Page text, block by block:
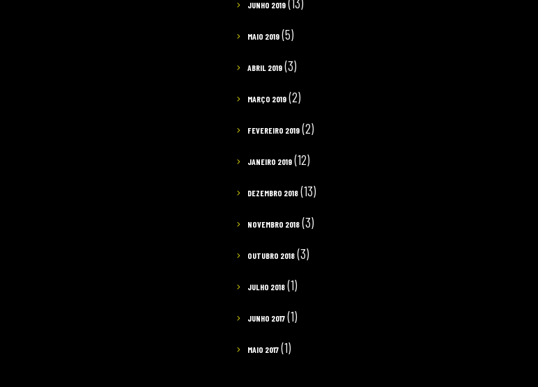
JUNHO 2019
MAIO 2019 (5)
ABRIL 2019 (3)
MARÇO 2019 (2)
FEVEREIRO 2019 (2)
JANEIRO 2019 (12)
DEZEMBRO 2018 (13)
NOVEMBRO 2018 (3)
OUTUBRO 2018 (3)
JULHO 2018 (1)
JUNHO 2017 (1)
MAIO 2017 (1)